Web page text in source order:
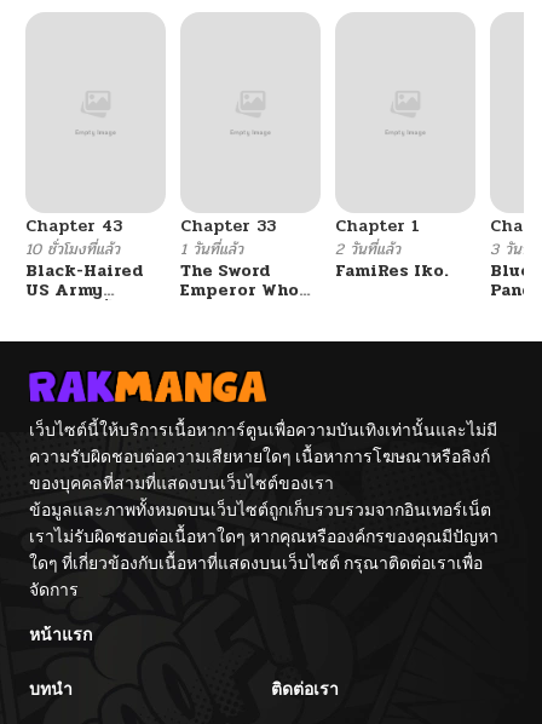
Chapter 43
10 ชั่วโมงที่แล้ว
Black-Haired
US Army
Chapter 33
1 วันที่แล้ว
The Sword
Emperor Who
จักรพรรดิเทพดาบ
ผงาดเหนือชาติภพ
Chapter 1
2 วันที่แล้ว
FamiRes Iko.
3 วันที่
Blue
เว็บไซต์นี้ให้บริการเนื้อหาการ์ตูนเพื่อความบันเทิงเท่านั้นและไม่มี
ความรับผิดชอบต่อความเสียหายใดๆ เนื้อหาการโฆษณาหรือลิงก์
ของบุคคลที่สามที่แสดงบนเว็บไซต์ของเรา
ข้อมูลและภาพทั้งหมดบนเว็บไซต์ถูกเก็บรวบรวมจากอินเทอร์เน็ต
เราไม่รับผิดชอบต่อเนื้อหาใดๆ หากคุณหรือองค์กรของคุณมีปัญหา
ใดๆ ที่เกี่ยวข้องกับเนื้อหาที่แสดงบนเว็บไซต์ กรุณาติดต่อเราเพื่อ
จัดการ
หน้าแรก
บทนำ ติดต่อเรา